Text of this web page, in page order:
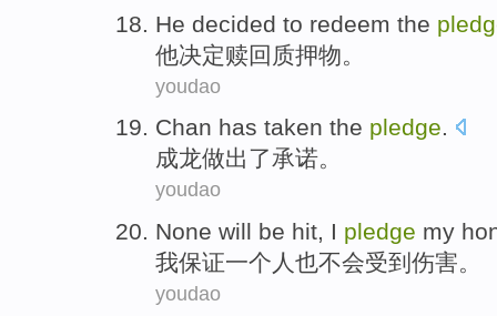
He decided to redeem the
他决定赎回 质押物 。
youdao
Chan has taken the pledge.
成龙做出了承诺。
youdao
None will be hit, I pledge my
我保证一个人也不会受到 伤害。
youdao